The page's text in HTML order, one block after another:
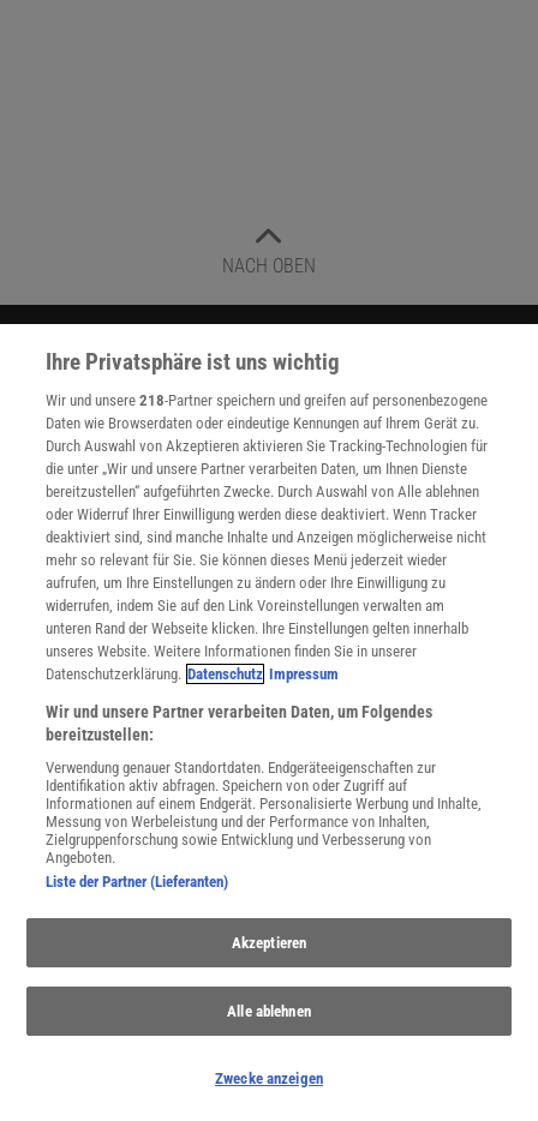
NACH OBEN
Für Sie im Spektrum-Shop und am Kiosk:
WEITERE NEUERSCHEINUNGEN SPEKTRUM SHOP
Spektrum.de-Newsletter abonnieren
JETZT ANMELDEN!
mit Ihren personenbezogenen Daten finden Sie in unsererDatenschutzerklärung
SERVICES
Newsletter
Kontakt
Im Handel kaufen
Ihre Privatsphäre ist uns wichtig
Wir und unsere218-Partner speichern und greifen auf personenbezogene
Daten wie Browserdaten oder eindeutige Kennungen auf Ihrem Gerät zu.
Durch Auswahl von Akzeptieren aktivieren Sie Tracking-Technologien für
die unter „Wir und unsere Partner verarbeiten Daten, um Ihnen Dienste
bereitzustellen“ aufgeführten Zwecke. Durch Auswahl von Alle ablehnen
oder Widerruf Ihrer Einwilligung werden diese deaktiviert. Wenn Tracker
deaktiviert sind, sind manche Inhalte und Anzeigen möglicherweise nicht
mehr so relevant für Sie. Sie können dieses Menü jederzeit wieder
aufrufen, um Ihre Einstellungen zu ändern oder Ihre Einwilligung zu
widerrufen, indem Sie auf den Link Voreinstellungen verwalten am
unteren Rand der Webseite klicken. Ihre Einstellungen gelten innerhalb
unseres Website. Weitere Informationen finden Sie in unserer
Datenschutzerklärung. Datenschutz Impressum
Wir und unsere Partner verarbeiten Daten, um Folgendes
bereitzustellen:
Verwendung genauer Standortdaten. Endgeräteeigenschaften zur
Identifikation aktiv abfragen. Speichern von oder Zugriff auf
Informationen auf einem Endgerät. Personalisierte Werbung und Inhalte,
Messung von Werbeleistung und der Performance von Inhalten,
Zielgruppenforschung sowie Entwicklung und Verbesserung von
Angeboten.
Liste der Partner (Lieferanten)
Akzeptieren
Alle ablehnen
Zwecke anzeigen